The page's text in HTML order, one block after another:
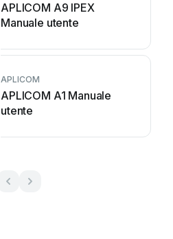
APLICOM A9 IPEX
Manuale utente
APLICOM
APLICOM A1 Manuale
utente